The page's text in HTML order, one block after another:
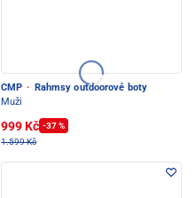
CMP ·
Rahmsy outdoorové boty
Muži
999 Kč -37 %
1.599 Kč